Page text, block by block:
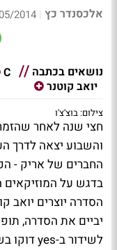
אלכסנדר כץ |
11:27
נושאים בכתבה C
יואב קוטנר
צילום: בוצ'צ'ו
חצי שנה לאחר
והשבוע יצאה לדרך
החברים של אריק -
בדגש על
הסדרה יוצרים יואב
יביים את הסדרה,
לשידור ב-yes דוקו